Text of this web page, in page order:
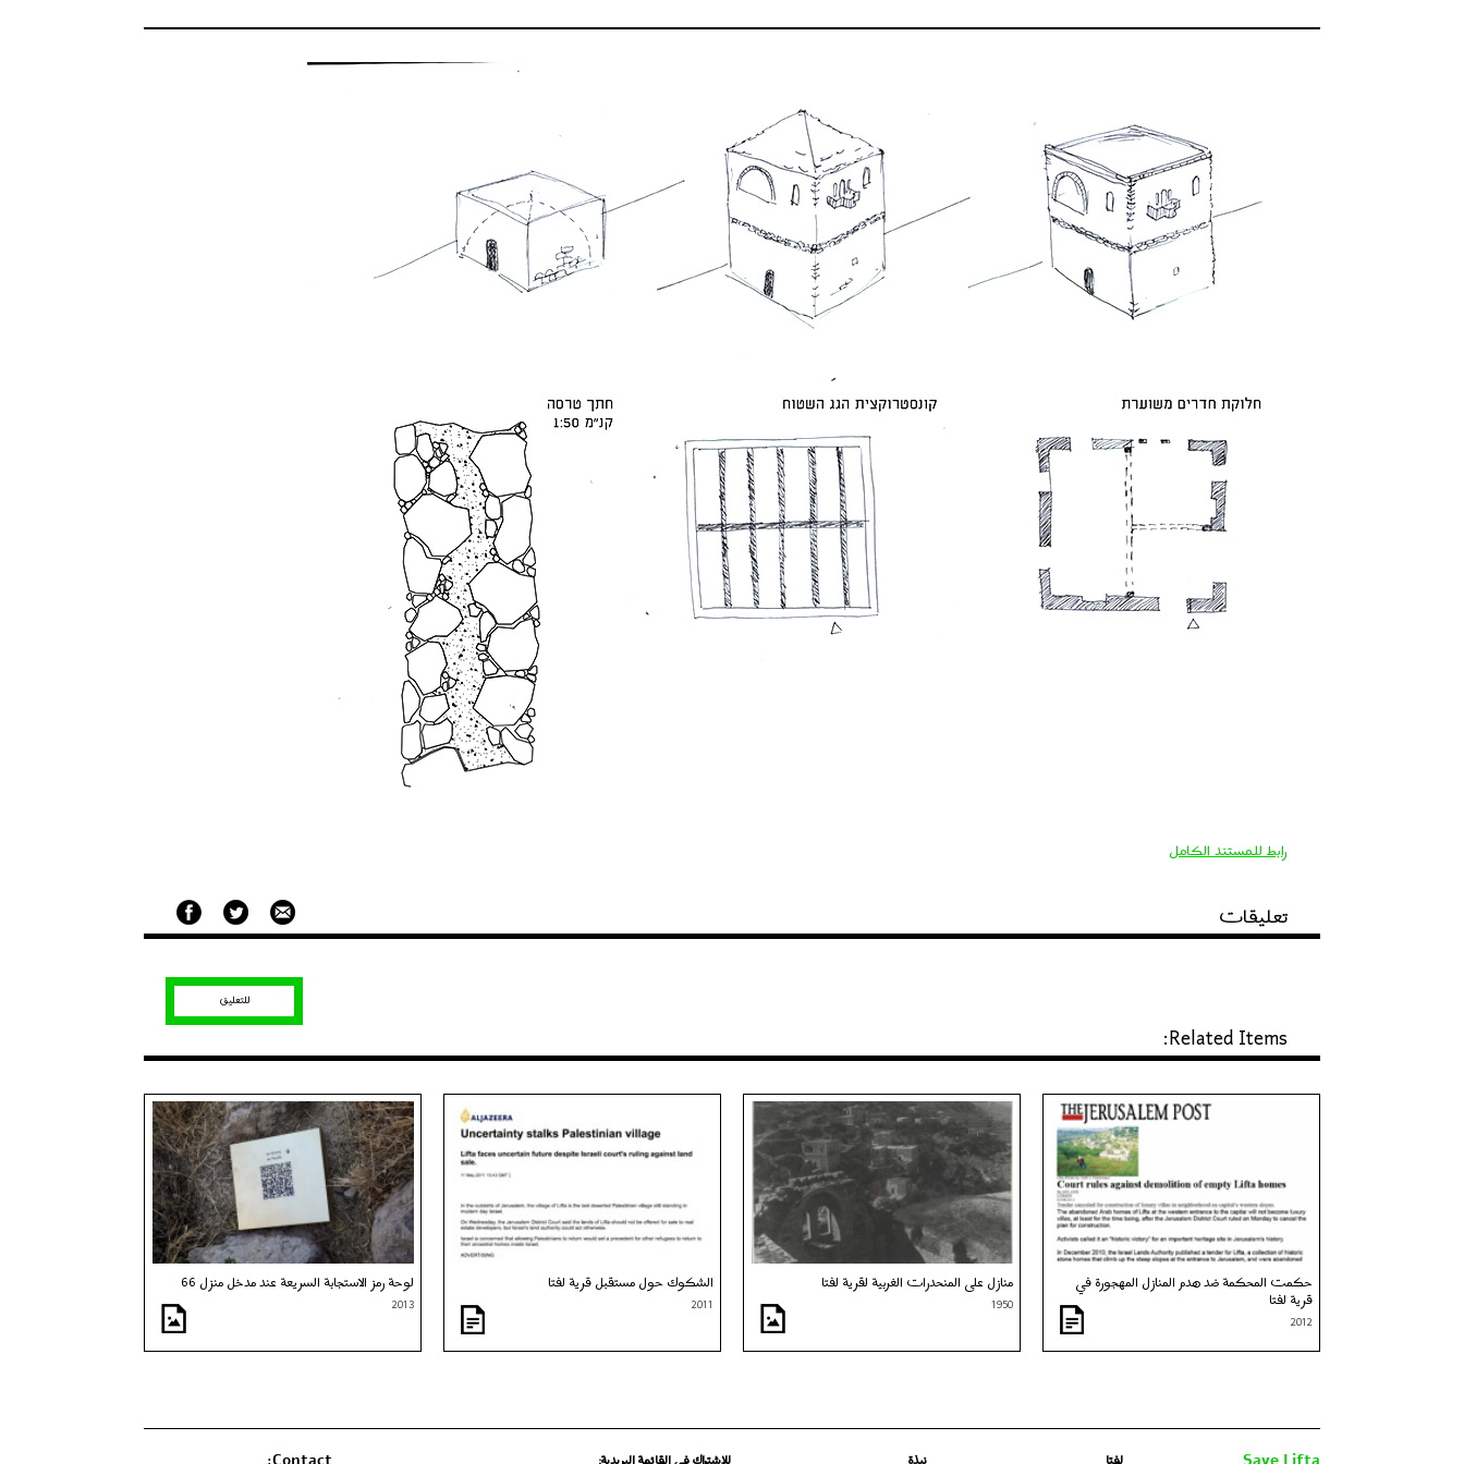
رابط للمستند الكامل
تعليقات
للتعليق
Related Items:
حكمت المحكمة ضد هدم المنازل المهجورة في
قرية لفتا
2012
منازل على المنحدرات الغربية لقرية لفتا
1950
الشكوك حول مستقبل قرية لفتا
2011
لوحة رمز الاستجابة السريعة عند مدخل منزل 66
2013